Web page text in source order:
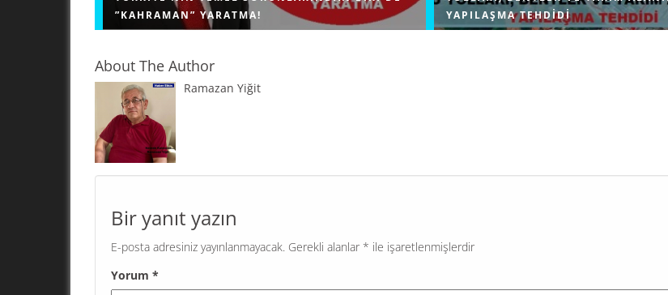
”KAHRAMAN” YARATMA!
"KAHRAMAN" YARATMA! Geri bıraktırılmış ülkelerin temel
problemi; kendi sorunlarını çözmek için demokratik
işleyişe sahip olan, bağımsız, herkese eşit davranan ve
YAPILAŞMA TEHDIDI
About The Author
Ramazan Yiğit
Bir yanıt yazın
E-posta adresiniz yayınlanmayacak. Gerekli alanlar * ile işaretlenmişlerdir
Yorum *